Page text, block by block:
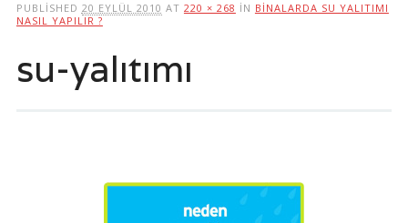
content
PUBLISHED 20 EYLÜL 2010 AT 220 × 268 IN BINALARDA SU YALITIMI
NASIL YAPILIR ?
su-yalıtımı